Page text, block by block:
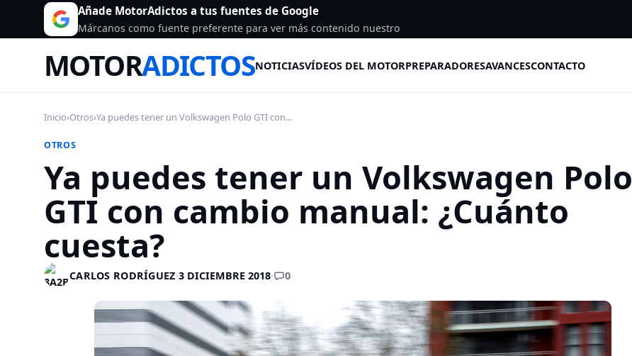
Añade MotorAdictos a tus fuentes de Google
Márcanos como fuente preferente para ver más contenido nuestro
MOTORADICTOSNOTICIASVÍDEOS DEL MOTORPREPARADORESAVANCESCONTACTO
Inicio›Otros›Ya puedes tener un Volkswagen Polo GTI con...
OTROS
Ya puedes tener un Volkswagen Polo
GTI con cambio manual: ¿Cuánto
cuesta?
CARLOS RODRÍGUEZ·3 DICIEMBRE 2018· 0